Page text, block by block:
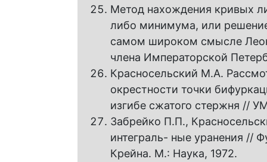
Метод нахождения кривых
либо минимума, или
самом широком смысле
члена Императорской
Красносельский М.А.
окрестности точки
изгибе сжатого стержня //
Забрейко П.П.,
интеграль- ные уранения //
Крейна. М.: Наука, 1972.